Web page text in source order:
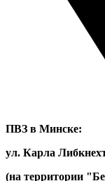
ПВЗ в Минске:
ул. Карла
(на территории